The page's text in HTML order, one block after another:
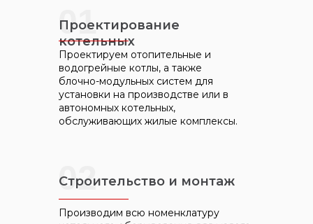
01
Проектирование
котельных
Проектируем отопительные и
водогрейные котлы, а также
блочно-модульных систем для
установки на производстве или в
автономных котельных,
обслуживающих жилые комплексы.
02
Строительство и монтаж
Производим всю номенклатуру